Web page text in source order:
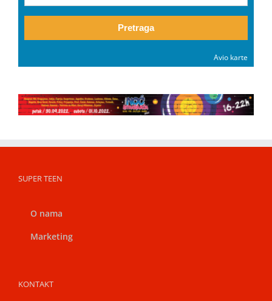
Pretraga
Avio karte
SUPER TEEN
O nama
Marketing
KONTAKT